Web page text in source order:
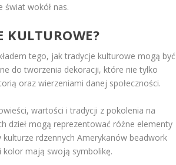
świat wokół nas.
KULTUROWE?
tego, jak tradycje kulturowe mogą być
do tworzenia dekoracji, które nie tylko
oraz wierzeniami danej społeczności.
wartości i tradycji z pokolenia na
dzieł mogą reprezentować różne elementy
kulturze rdzennych Amerykanów beadwork
mają swoją symbolikę.